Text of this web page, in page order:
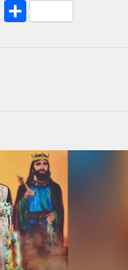
PrintShare